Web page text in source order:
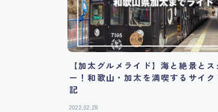
【加太グルメライド】海と絶景とス
ー！和歌山・加太を満喫するサイク
記
2022.02.28